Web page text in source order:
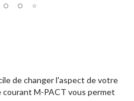
de changer l'aspect de votre
courant M-PACT vous permet